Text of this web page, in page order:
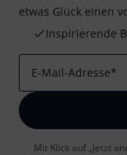
etwas Glück einen
Inspirierende
E-Mail-Adresse*
Mit Klick auf „Jetzt